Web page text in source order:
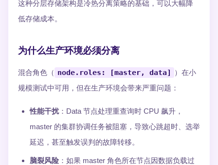
这种分层存储架构是冷热分离策略的基础，可以大幅降
低存储成本。
为什么生产环境必须分离
混合角色（ node.roles: [master, data]
）在小
规模测试中可用，但在生产环境会带来严重问题：
性能干扰：Data 节点处理重查询时 CPU 飙升，
master 的集群协调任务被阻塞，导致心跳超时、选举
延迟，甚至触发误判的故障转移。
脑裂风险 ：如果 master 角色所在节点因数据负载过